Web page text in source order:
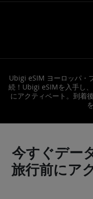
Ubigi eSIM ヨーロッパ・
続！Ubigi eSIMを入手し
にアクティベート。到着
今すぐデー
旅行前にア